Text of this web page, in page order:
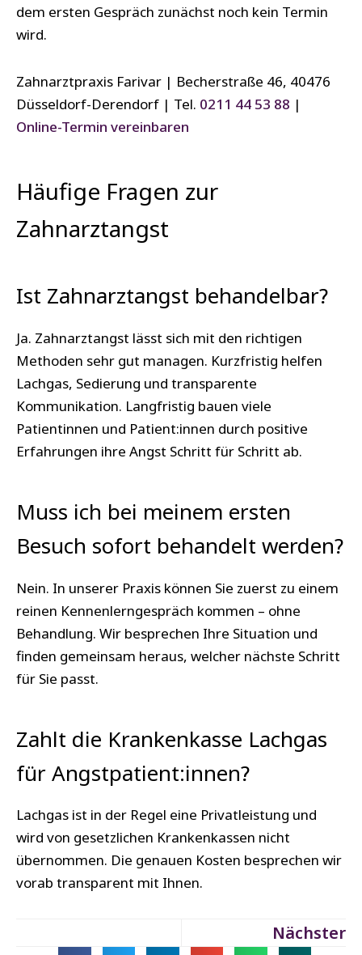
dem ersten Gespräch zunächst noch kein Termin
wird.
Zahnarztpraxis Farivar | Becherstraße 46, 40476
Düsseldorf-Derendorf | Tel. 0211 44 53 88 |
Online-Termin vereinbaren
Häufige Fragen zur
Zahnarztangst
Ist Zahnarztangst behandelbar?
Ja. Zahnarztangst lässt sich mit den richtigen
Methoden sehr gut managen. Kurzfristig helfen
Lachgas, Sedierung und transparente
Kommunikation. Langfristig bauen viele
Patientinnen und Patient:innen durch positive
Erfahrungen ihre Angst Schritt für Schritt ab.
Muss ich bei meinem ersten
Besuch sofort behandelt werden?
Nein. In unserer Praxis können Sie zuerst zu einem
reinen Kennenlerngespräch kommen – ohne
Behandlung. Wir besprechen Ihre Situation und
finden gemeinsam heraus, welcher nächste Schritt
für Sie passt.
Zahlt die Krankenkasse Lachgas
für Angstpatient:innen?
Lachgas ist in der Regel eine Privatleistung und
wird von gesetzlichen Krankenkassen nicht
übernommen. Die genauen Kosten besprechen wir
vorab transparent mit Ihnen.
Nächster